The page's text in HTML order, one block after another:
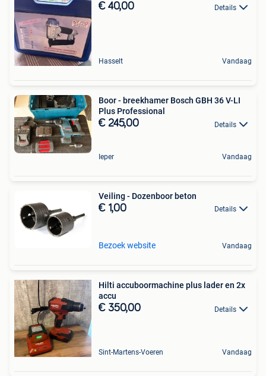
€ 40,00 Details
Hasselt Vandaag
Boor - breekhamer Bosch GBH 36 V-LI
Plus Professional
€ 245,00 Details
Ieper Vandaag
Veiling - Dozenboor beton
€ 1,00 Details
Bezoek website Vandaag
Hilti accuboormachine plus lader en 2x
accu
€ 350,00 Details
Sint-Martens-Voeren Vandaag